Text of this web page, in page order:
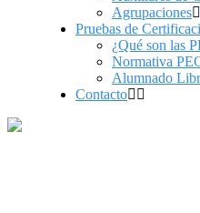
Agrupaciones
Pruebas de
¿Qué son las
Normativa
Alumnado
Contacto